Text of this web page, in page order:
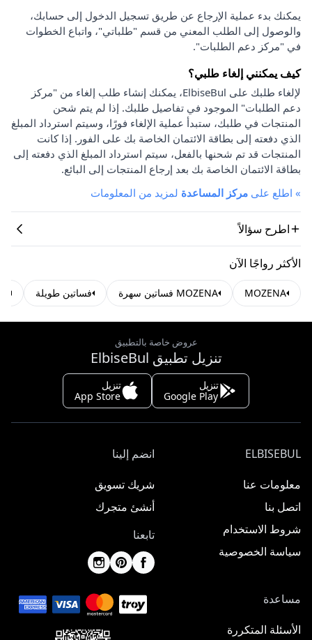
يمكنك بدء عملية الإرجاع عن طريق تسجيل الدخول إلى حسابك،
والوصول إلى الطلب المعني من قسم "طلباتي"، واتباع الخطوات
في "مركز دعم الطلبات".
كيف يمكنني إلغاء طلبي؟
لإلغاء طلبك على ElbiseBul، يمكنك إنشاء طلب إلغاء من "مركز
دعم الطلبات" الموجود في تفاصيل طلبك. إذا لم يتم شحن
المنتجات في طلبك، ستبدأ عملية الإلغاء فورًا، وسيتم استرداد المبلغ
الذي دفعته إلى بطاقة الائتمان الخاصة بك على الفور. إذا كانت
المنتجات قد تم شحنها بالفعل، سيتم استرداد المبلغ الذي دفعته إلى
بطاقة الائتمان الخاصة بك بعد إرجاع المنتجات إلى البائع.
» اطلع على مركز المساعدة لمزيد من المعلومات
اطرح سؤالاً
الأكثر رواجًا الآن
MOZENA MOZENA فساتين سهرة فساتين طويلة
عروض خاصة بالتطبيق
تنزيل تطبيق ElbiseBul
تنزيل
Google Play
تنزيل
App Store
ELBISEBUL
معلومات عنا
اتصل بنا
شروط الاستخدام
سياسة الخصوصية
انضم إلينا
شريك تسويق
أنشئ متجرك
تابعنا
مساعدة
الأسئلة المتكررة